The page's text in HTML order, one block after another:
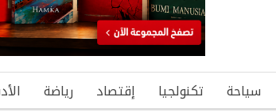
سياحة تكنولجيا إقتصاد رياضة